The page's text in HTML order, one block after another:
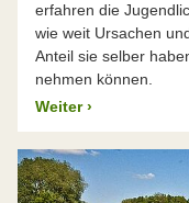
erfahren die
wie weit Ursachen
Anteil sie selber
nehmen können.
Weiter ›